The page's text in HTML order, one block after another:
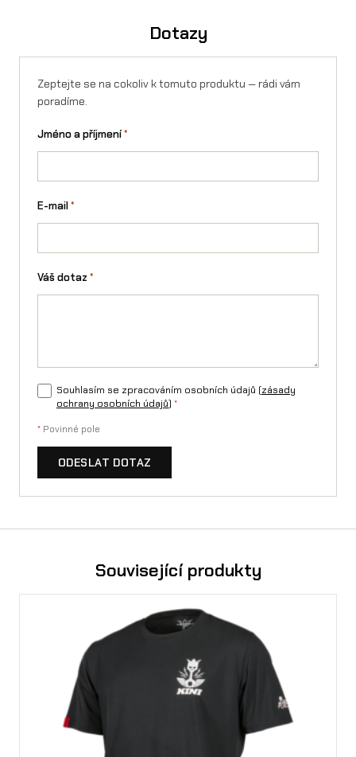
Dotazy
Zeptejte se na cokoliv k tomuto produktu — rádi vám
poradíme.
Jméno a příjmení*
E-mail*
Váš dotaz *
Souhlasím se zpracováním osobních údajů (zásady
ochrany osobních údajů) *
* Povinné pole
ODESLAT DOTAZ
Související produkty